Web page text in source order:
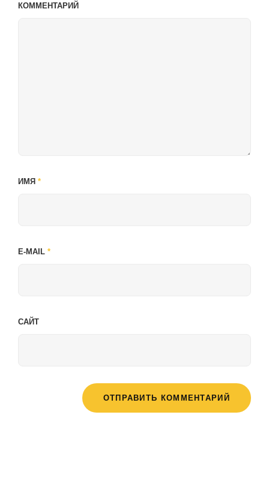
КОММЕНТАРИЙ
ИМЯ *
E-MAIL *
САЙТ